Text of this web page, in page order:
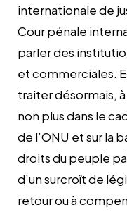
internationale de
Cour pénale
parler des
et commerciales.
traiter désormais,
non plus dans le
de l’ONU et sur la
droits du peuple
d’un surcroît de
retour ou à